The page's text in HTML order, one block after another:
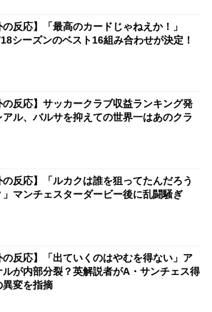
の反応】「最高のカードじゃねえか！」
シーズンのベスト16組み合わせが決定！
の反応】サッカークラブ収益ランキング発
アル、バルサを抑えての世界一はあのクラ
の反応】「ルカクは誰を狙ってたんだろう
マンチェスターダービー後に乱闘騒ぎ
の反応】「出ていくのはやむを得ない」ア
ルが内部分裂？英解説者がA・サンチェス得
異変を指摘